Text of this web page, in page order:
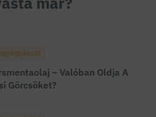
– Valóban Oldja A
Görcsöket?